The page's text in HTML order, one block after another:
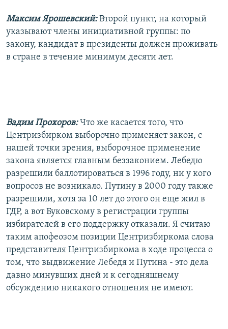
Максим Ярошевский: Второй пункт, на который
указывают члены инициативной группы: по
закону, кандидат в президенты должен проживать
в стране в течение минимум десяти лет.
Вадим Прохоров:Что же касается того, что
Центризбирком выборочно применяет закон, с
нашей точки зрения, выборочное применение
закона является главным беззаконием. Лебедю
разрешили баллотироваться в 1996 году, ни у кого
вопросов не возникало. Путину в 2000 году также
разрешили, хотя за 10 лет до этого он еще жил в
ГДР, а вот Буковскому в регистрации группы
избирателей в его поддержку отказали. Я считаю
таким апофеозом позиции Центризбиркома слова
представителя Центризбиркома в ходе процесса о
том, что выдвижение Лебедя и Путина - это дела
давно минувших дней и к сегодняшнему
обсуждению никакого отношения не имеют.